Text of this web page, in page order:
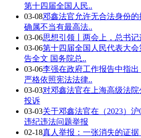
第十四届全国人民..
03-08邓鑫法官允许无合法身份
确属不当有最高法..
03-06思想引领丨两会上，总书
03-06第十四届全国人民代表大
告全文 国务院总..
03-06李强在政府工作报告中指出
严格依照宪法法律..
03-03对邓鑫法官在上海高级法
投诉
03-03关于邓鑫法官在（2023）沪
违纪违法问题举报
02-18真人举报：一张消失的证